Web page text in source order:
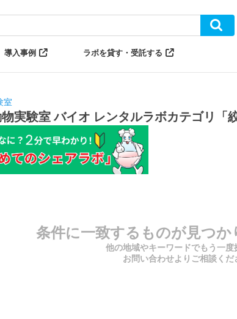
導入事例 ラボを貸す・受託する
室
実験室 バイオ レンタルラボカテゴリ「
条件に一致するものが見つか
他の地域やキーワードでもう一度
お問い合わせよりご相談くだ